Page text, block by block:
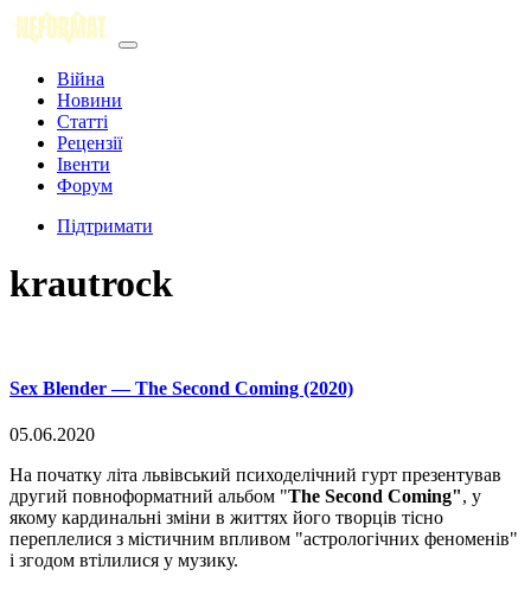
Війна
Новини
Статті
Рецензії
Івенти
Форум
Підтримати
krautrock
Sex Blender — The Second Coming (2020)
05.06.2020
На початку літа львівський психоделічний гурт презентував
другий повноформатний альбом "The Second Coming", у
якому кардинальні зміни в життях його творців тісно
переплелися з містичним впливом "астрологічних феноменів"
і згодом втілилися у музику.